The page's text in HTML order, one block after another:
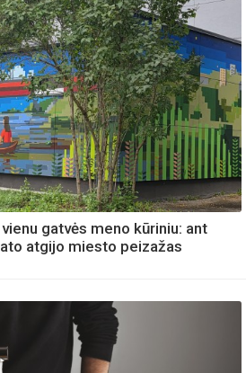
gatvės meno kūriniu: ant
atgijo miesto peizažas